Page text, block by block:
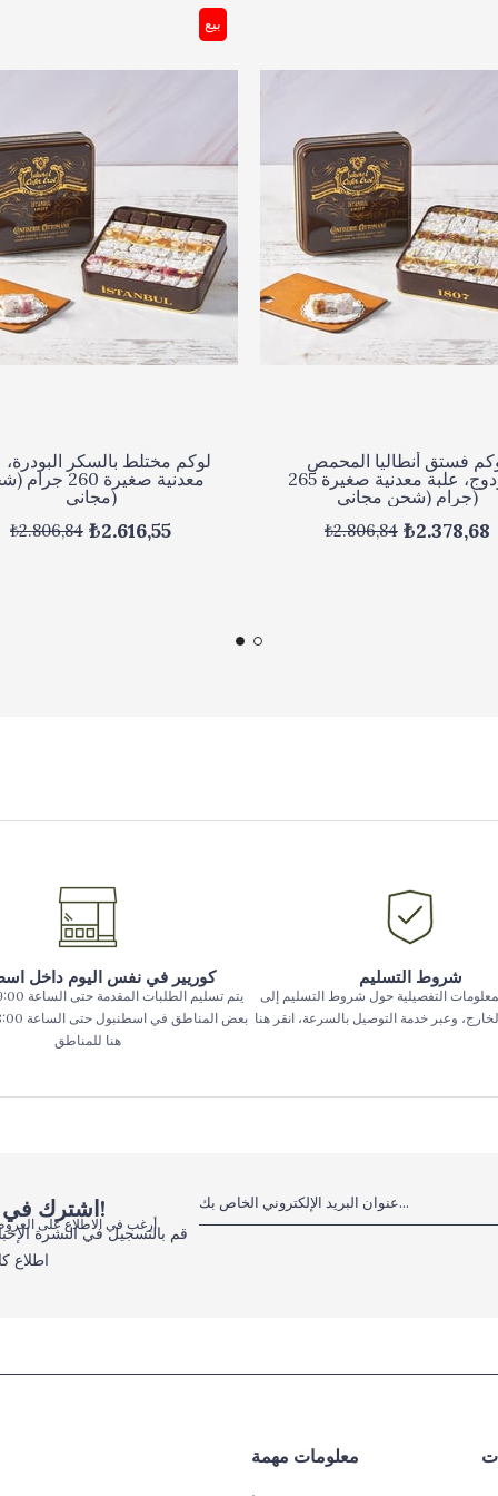
بيع
لوكم مختلط بالسكر البودرة،
معدنية صغيرة 260
مجاني)
₺2.616,55
₺2.806,84
فستق أنطاليا المحمص
المزدوج، علبة معدنية صغيرة 265
جرام (شحن مجاني)
₺2.378,68
₺2.806,84
كوريير في نفس اليوم داخل
هنا للمناطق
شروط التسليم
التفصيلية حول شروط التسليم إلى
وعبر خدمة التوصيل بالسرعة، انقر هنا
اشترك في النشرة الإخبارية الإلكترونية، لا تفوت الفرص!
قم بالتسجيل في النشرة
اطلاع
أرغب في الاطلاع على
معلومات مهمة